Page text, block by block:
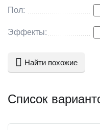
Пол:
Эффекты:
Найти похожие
Список